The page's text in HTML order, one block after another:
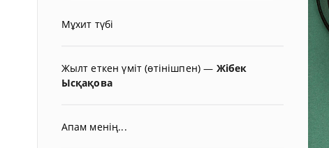
Мұхит түбі
Жылт еткен үміт (өтінішпен)— Жібек
Ысқақова
Апам менің...